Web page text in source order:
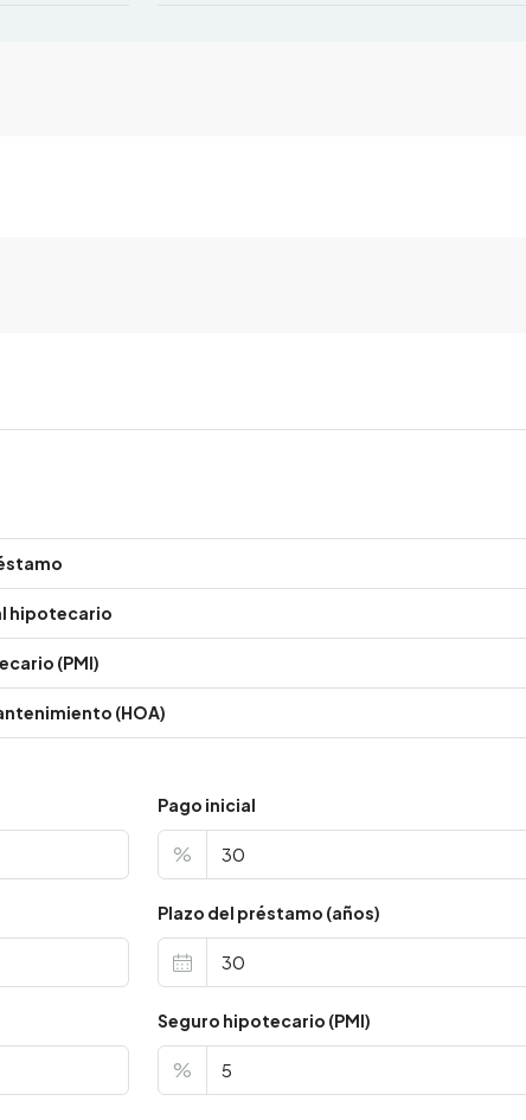
hipotecario
(PMI)
(HOA)
Pago inicial
%
Plazo del préstamo (años)
Seguro hipotecario (PMI)
%